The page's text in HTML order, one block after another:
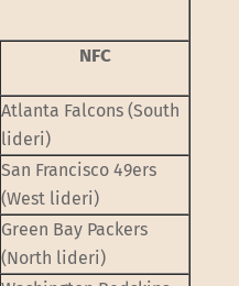
NFC
Atlanta Falcons (South
lideri)
San Francisco 49ers
(West lideri)
Green Bay Packers
(North lideri)